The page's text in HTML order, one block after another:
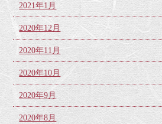
2021年1月
2020年12月
2020年11月
2020年10月
2020年9月
2020年8月